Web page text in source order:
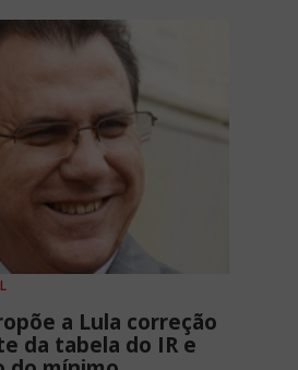
a Lula correção
da tabela do IR e